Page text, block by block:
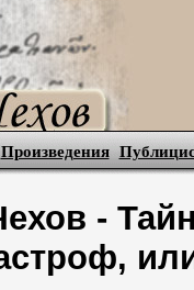
Произведения
-